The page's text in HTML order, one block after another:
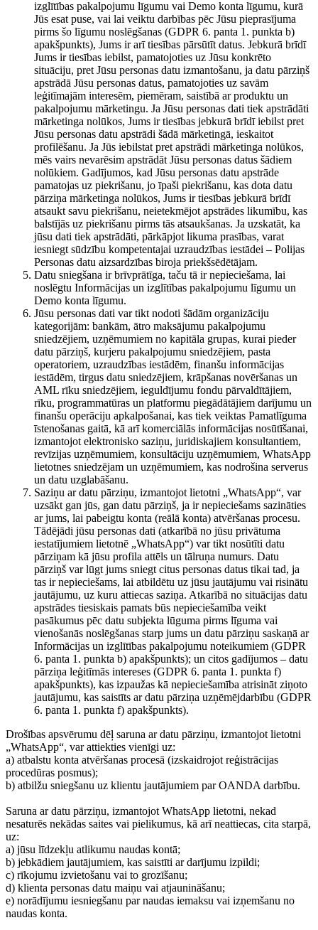
izglītības pakalpojumu līgumu vai Demo konta līgumu, kurā
Jūs esat puse, vai lai veiktu darbības pēc Jūsu pieprasījuma
pirms šo līgumu noslēgšanas (GDPR 6. panta 1. punkta b)
apakšpunkts), Jums ir arī tiesības pārsūtīt datus. Jebkurā brīdī
Jums ir tiesības iebilst, pamatojoties uz Jūsu konkrēto
situāciju, pret Jūsu personas datu izmantošanu, ja datu pārziņš
apstrādā Jūsu personas datus, pamatojoties uz savām
leģitīmajām interesēm, piemēram, saistībā ar produktu un
pakalpojumu mārketingu. Ja Jūsu personas dati tiek apstrādāti
mārketinga nolūkos, Jums ir tiesības jebkurā brīdī iebilst pret
Jūsu personas datu apstrādi šādā mārketingā, ieskaitot
profilēšanu. Ja Jūs iebilstat pret apstrādi mārketinga nolūkos,
mēs vairs nevarēsim apstrādāt Jūsu personas datus šādiem
nolūkiem. Gadījumos, kad Jūsu personas datu apstrāde
pamatojas uz piekrišanu, jo īpaši piekrišanu, kas dota datu
pārziņa mārketinga nolūkos, Jums ir tiesības jebkurā brīdī
atsaukt savu piekrišanu, neietekmējot apstrādes likumību, kas
balstījās uz piekrišanu pirms tās atsaukšanas. Ja uzskatāt, ka
jūsu dati tiek apstrādāti, pārkāpjot likuma prasības, varat
iesniegt sūdzību kompetentajai uzraudzības iestādei – Polijas
Personas datu aizsardzības biroja priekšsēdētājam.
Datu sniegšana ir brīvprātīga, taču tā ir nepieciešama, lai
noslēgtu Informācijas un izglītības pakalpojumu līgumu un
Demo konta līgumu.
Jūsu personas dati var tikt nodoti šādām organizāciju
kategorijām: bankām, ātro maksājumu pakalpojumu
sniedzējiem, uzņēmumiem no kapitāla grupas, kurai pieder
datu pārziņš, kurjeru pakalpojumu sniedzējiem, pasta
operatoriem, uzraudzības iestādēm, finanšu informācijas
iestādēm, tirgus datu sniedzējiem, krāpšanas novēršanas un
AML rīku sniedzējiem, ieguldījumu fondu pārvaldītājiem,
rīku, programmatūras un platformu piegādātājiem darījumu un
finanšu operāciju apkalpošanai, kas tiek veiktas Pamatlīguma
īstenošanas gaitā, kā arī komerciālās informācijas nosūtīšanai,
izmantojot elektronisko saziņu, juridiskajiem konsultantiem,
revīzijas uzņēmumiem, konsultāciju uzņēmumiem, WhatsApp
lietotnes sniedzējam un uzņēmumiem, kas nodrošina serverus
un datu uzglabāšanu.
Saziņu ar datu pārziņu, izmantojot lietotni „WhatsApp“, var
uzsākt gan jūs, gan datu pārziņš, ja ir nepieciešams sazināties
ar jums, lai pabeigtu konta (reālā konta) atvēršanas procesu.
Tādējādi jūsu personas dati (atkarībā no jūsu privātuma
iestatījumiem lietotnē „WhatsApp“) var tikt nosūtīti datu
pārziņam kā jūsu profila attēls un tālruņa numurs. Datu
pārziņš var lūgt jums sniegt citus personas datus tikai tad, ja
tas ir nepieciešams, lai atbildētu uz jūsu jautājumu vai risinātu
jautājumu, uz kuru attiecas saziņa. Atkarībā no situācijas datu
apstrādes tiesiskais pamats būs nepieciešamība veikt
pasākumus pēc datu subjekta lūguma pirms līguma vai
vienošanās noslēgšanas starp jums un datu pārziņu saskaņā ar
Informācijas un izglītības pakalpojumu noteikumiem (GDPR
6. panta 1. punkta b) apakšpunkts); un citos gadījumos – datu
pārziņa leģitīmās intereses (GDPR 6. panta 1. punkta f)
apakšpunkts), kas izpaužas kā nepieciešamība atrisināt ziņoto
jautājumu, kas saistīts ar datu pārziņa uzņēmējdarbību (GDPR
6. panta 1. punkta f) apakšpunkts).
Drošības apsvērumu dēļ saruna ar datu pārziņu, izmantojot lietotni
„WhatsApp“, var attiekties vienīgi uz:
a) atbalstu konta atvēršanas procesā (izskaidrojot reģistrācijas
procedūras posmus);
b) atbilžu sniegšanu uz klientu jautājumiem par OANDA darbību.
Saruna ar datu pārziņu, izmantojot WhatsApp lietotni, nekad
nesaturēs nekādas saites vai pielikumus, kā arī neattiecas, cita starpā,
uz:
a) jūsu līdzekļu atlikumu naudas kontā;
b) jebkādiem jautājumiem, kas saistīti ar darījumu izpildi;
c) rīkojumu izvietošanu vai to grozīšanu;
d) klienta personas datu maiņu vai atjaunināšanu;
e) norādījumu iesniegšanu par naudas iemaksu vai izņemšanu no
naudas konta.